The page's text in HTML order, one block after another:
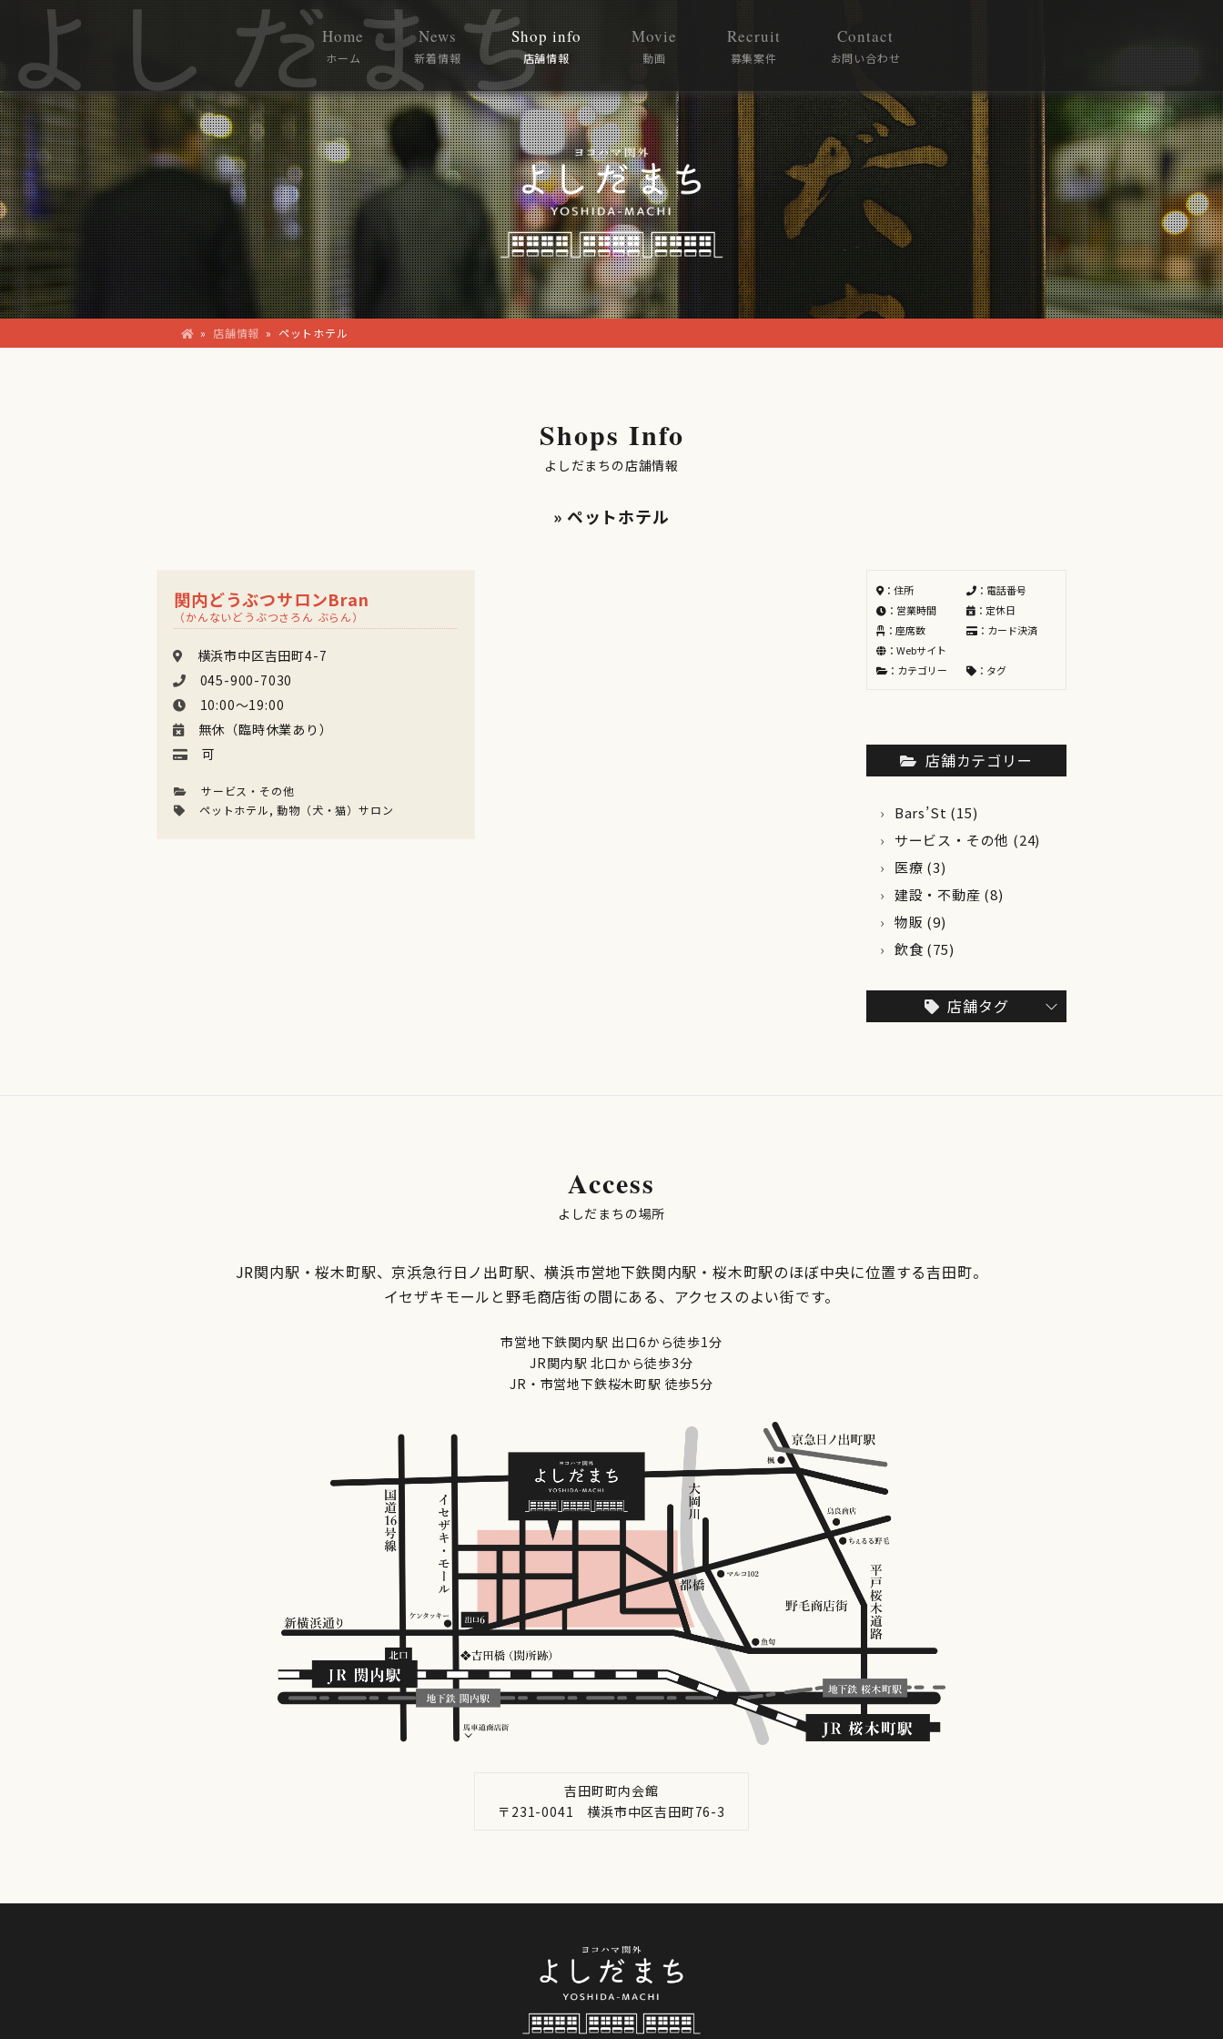
Home
ホーム
News
新着情報
Shop info
店舗情報
Movie
動画
Recruit
募集案件
Contact
お問い合わせ
» 店舗情報 » ペットホテル
Shops Info
よしだまちの店舗情報
» ペットホテル
関内どうぶつサロンBran
（かんないどうぶつさろん ぶらん）
横浜市中区吉田町4-7
045-900-7030
10:00〜19:00
無休（臨時休業あり）
可
サービス・その他
ペットホテル,動物（犬・猫）サロン
：住所
：電話番号
：営業時間
：定休日
：座席数
：カード決済
：Webサイト
：カテゴリー
：タグ
店舗カテゴリー
Bars’St (15)
サービス・その他 (24)
医療 (3)
建設・不動産 (8)
物販 (9)
飲食 (75)
店舗タグ
Access
よしだまちの場所
JR関内駅・桜木町駅、京浜急行日ノ出町駅、横浜市営地下鉄関内駅・桜木町駅のほぼ中央に位置する吉田町。
イセザキモールと野毛商店街の間にある、アクセスのよい街です。
市営地下鉄関内駅 出口6から徒歩1分
JR関内駅 北口から徒歩3分
JR・市営地下鉄桜木町駅 徒歩5分
吉田町町内会館
〒231-0041 横浜市中区吉田町76-3